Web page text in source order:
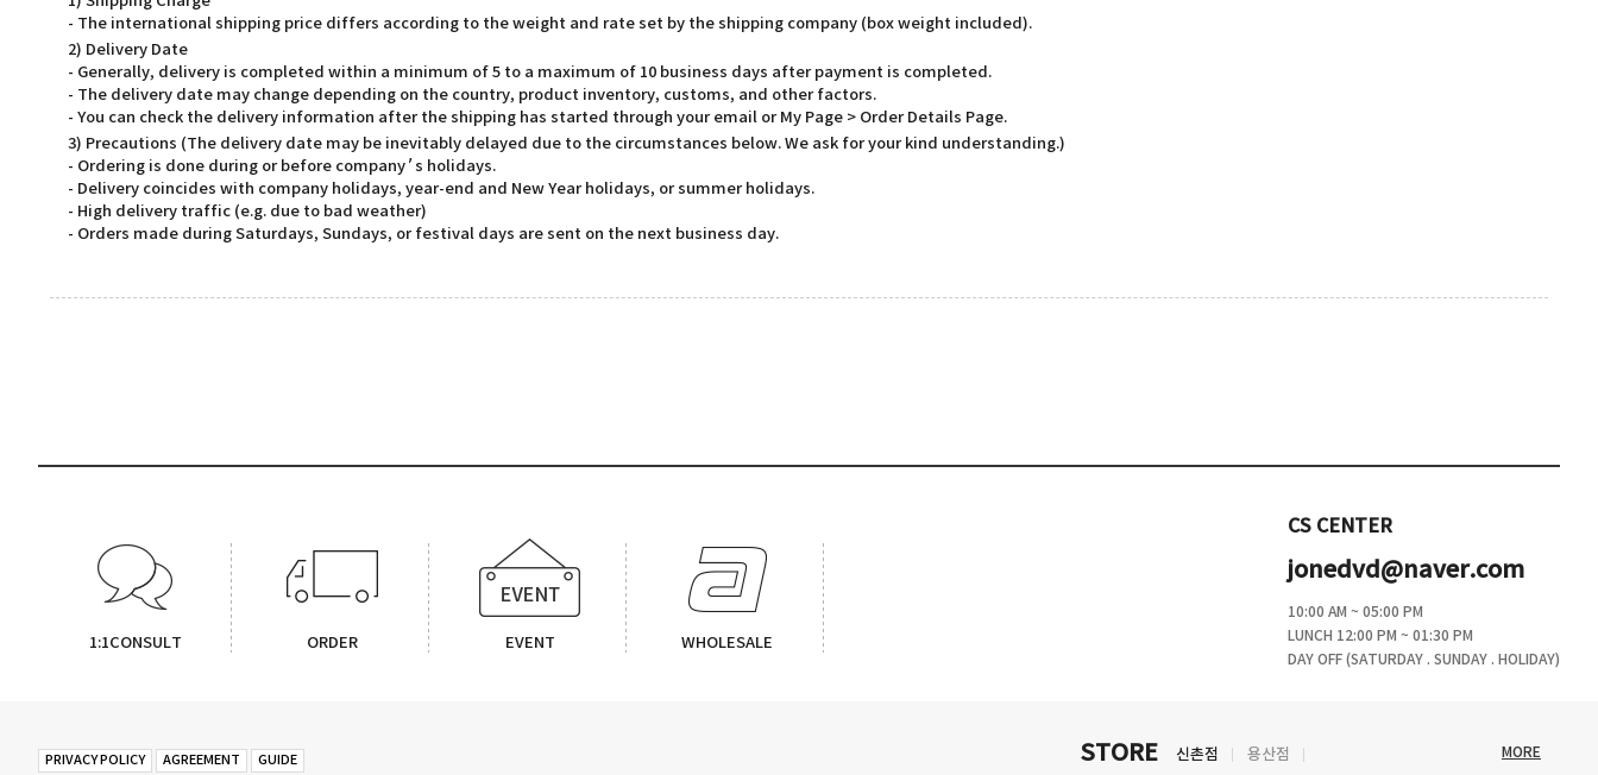
- The international shipping price differs according to the weight and rate set by the shipping company (box weight included).
2) Delivery Date
- Generally, delivery is completed within a minimum of 5 to a maximum of 10 business days after payment is completed.
- The delivery date may change depending on the country, product inventory, customs, and other factors.
- You can check the delivery information after the shipping has started through your email or My Page > Order Details Page.
3) Precautions (The delivery date may be inevitably delayed due to the circumstances below. We ask for your kind understanding.)
- Ordering is done during or before company’s holidays.
- Delivery coincides with company holidays, year-end and New Year holidays, or summer holidays.
- High delivery traffic (e.g. due to bad weather)
- Orders made during Saturdays, Sundays, or festival days are sent on the next business day.
1:1CONSULT ORDER EVENT WHOLESALE
CS CENTER
jonedvd@naver.com
10:00 AM ~ 05:00 PM
LUNCH 12:00 PM ~ 01:30 PM
DAY OFF (SATURDAY . SUNDAY . HOLIDAY)
PRIVACY POLICY AGREEMENT GUIDE STORE 신촌점 용산점 MORE